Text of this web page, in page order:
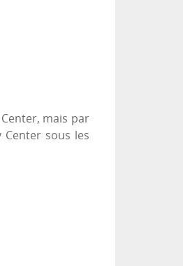
mais par
sous les